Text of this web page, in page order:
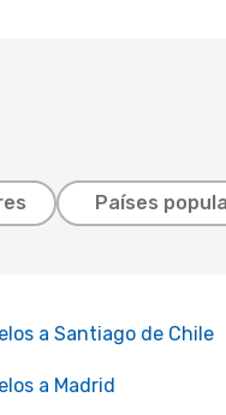
Países
a Santiago de Chile
a Madrid